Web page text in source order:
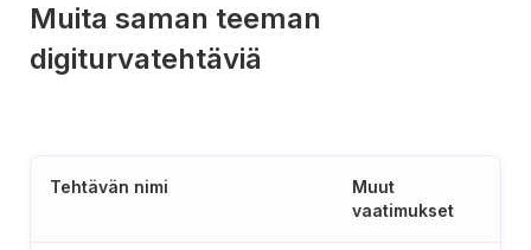
Muita saman teeman
digiturvatehtäviä
Tehtävän nimi
Muut
vaatimukset